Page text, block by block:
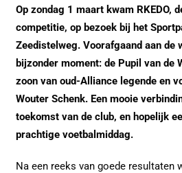
Op zondag 1 maart kwam RKEDO,
competitie, op bezoek bij het
Zeedistelweg. Voorafgaand aan de
bijzonder moment: de Pupil van de
zoon van oud-Alliance legende en
Wouter Schenk. Een mooie
toekomst van de club, en hopelijk
prachtige voetbalmiddag.
Na een reeks van goede resultaten